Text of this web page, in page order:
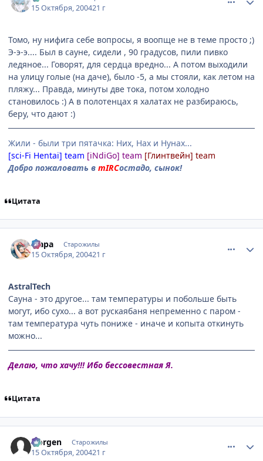
15 Октября, 200421 г
Томо, ну нифига себе вопросы, я воопще не в теме просто ;)
Э-э-э.... Был в сауне, сидели , 90 градусов, пили пивко
ледяное... Говорят, для сердца вредно... А потом выходили
на улицу голые (на даче), было -5, а мы стояли, как летом на
пляжу... Правда, минуты две тока, потом холодно
становилось :) А в полотенцах я халатах не разбираюсь,
беру, что дают :)
Жили - были три пятачка: Них, Нах и Нунах...
[sci-Fi Hentai] team [iNdiGo] team [Глинтвейн] team
Добро пожаловать в mIRCостадо, сынок!
Цитата
Мара Старожилы
15 Октября, 200421 г
AstralTech
Сауна - это другое... там температуры и побольше быть
могут, ибо сухо... а вот рускаябаня непременно с паром -
там температура чуть пониже - иначе и копыта откинуть
можно...
Делаю, что хачу!!! Ибо бессовестная Я.
Цитата
Norgen Старожилы
15 Октября, 200421 г